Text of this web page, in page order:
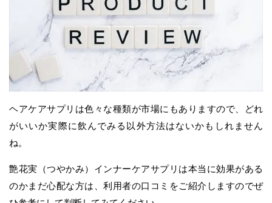
ヘアケアサプリは色々な種類が市場にもありますので、どれ
がいいか実際に飲んでみる以外方法はないかもしれません
ね。
艶花実（つやかみ）インナーケアサプリは本当に効果がある
のかまだ心配な方は、利用者の口コミをご紹介しますのでぜ